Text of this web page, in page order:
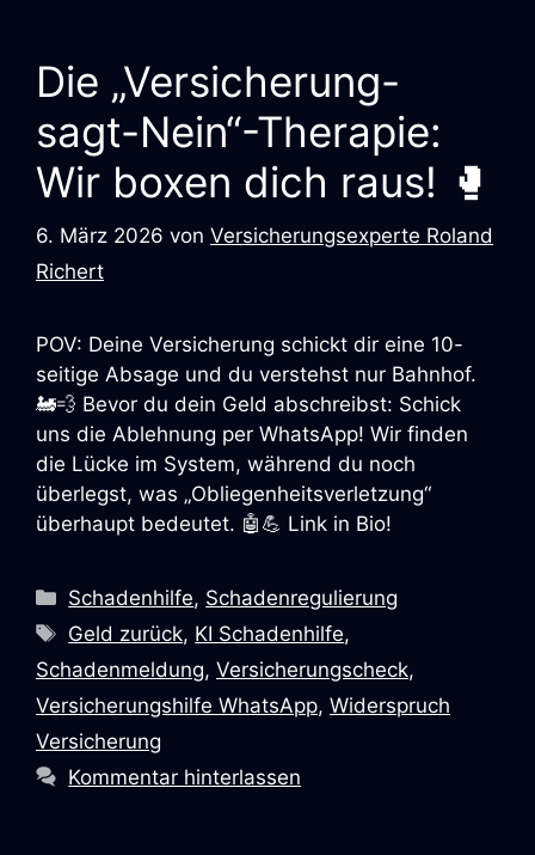
Die „Versicherung-
sagt-Nein“-Therapie:
Wir boxen dich raus! 🥊
6. März 2026 von Versicherungsexperte Roland
Richert
POV: Deine Versicherung schickt dir eine 10-
seitige Absage und du verstehst nur Bahnhof.
🚂💨 Bevor du dein Geld abschreibst: Schick
uns die Ablehnung per WhatsApp! Wir finden
die Lücke im System, während du noch
überlegst, was „Obliegenheitsverletzung“
überhaupt bedeutet. 🤖💪 Link in Bio!
Kategorien
Schadenhilfe, Schadenregulierung
Schlagwörter
Geld zurück, KI Schadenhilfe,
Schadenmeldung, Versicherungscheck,
Versicherungshilfe WhatsApp, Widerspruch
Versicherung
Kommentar hinterlassen